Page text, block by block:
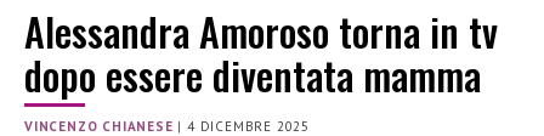
Alessandra Amoroso torna in tv
dopo essere diventata mamma
VINCENZO CHIANESE |4 DICEMBRE 2025